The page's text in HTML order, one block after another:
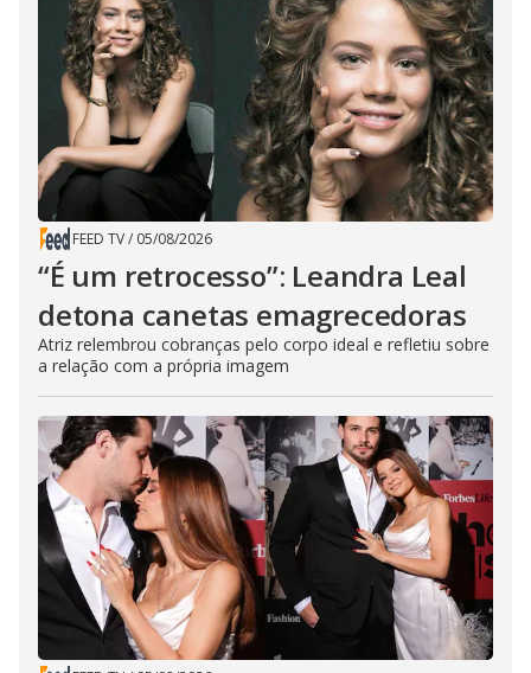
FEED TV/ 05/08/2026
“É um retrocesso”: Leandra Leal
detona canetas emagrecedoras
Atriz relembrou cobranças pelo corpo ideal e refletiu sobre
a relação com a própria imagem